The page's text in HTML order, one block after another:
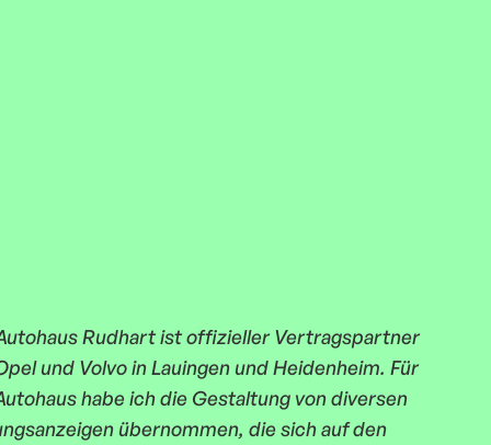
Rudhart ist offizieller Vertragspartner
und Volvo in Lauingen und Heidenheim. Für
habe ich die Gestaltung von diversen
übernommen, die sich auf den